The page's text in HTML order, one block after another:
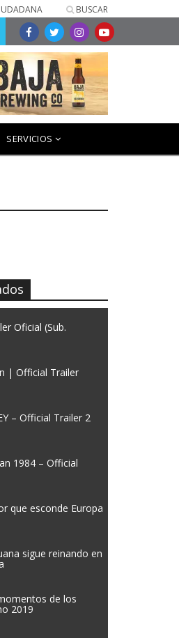
BUSCAR
SERVICIOS
Oficial (Sub.
| Official Trailer
– Official Trailer 2
1984 – Official
que esconde Europa
sigue reinando en
de los
2019